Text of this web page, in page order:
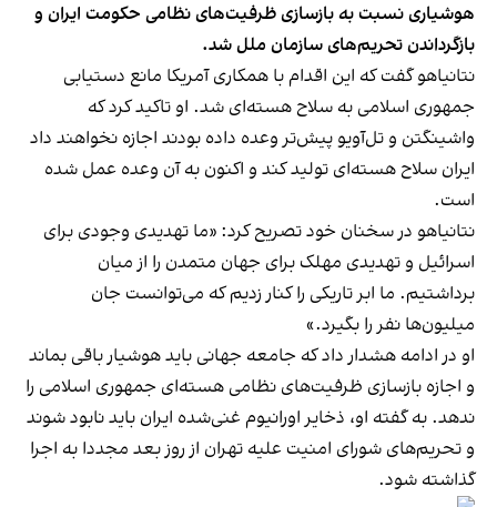
هوشیاری نسبت به بازسازی ظرفیت‌های نظامی حکومت ایران و
بازگرداندن تحریم‌های سازمان ملل شد.
نتانیاهو گفت که این اقدام با همکاری آمریکا مانع دستیابی
جمهوری اسلامی به سلاح هسته‌ای شد. او تاکید کرد که
واشینگتن و تل‌آویو پیش‌تر وعده داده بودند اجازه نخواهند داد
ایران سلاح هسته‌ای تولید کند و اکنون به آن وعده عمل شده
است.
نتانیاهو در سخنان خود تصریح کرد: «ما تهدیدی وجودی برای
اسرائیل و تهدیدی مهلک برای جهان متمدن را از میان
برداشتیم. ما ابر تاریکی را کنار زدیم که می‌توانست جان
میلیون‌ها نفر را بگیرد.»
او در ادامه هشدار داد که جامعه جهانی باید هوشیار باقی بماند
و اجازه بازسازی ظرفیت‌های نظامی هسته‌ای جمهوری اسلامی را
ندهد. به گفته او، ذخایر اورانیوم غنی‌شده ایران باید نابود شوند
و تحریم‌های شورای امنیت علیه تهران از روز بعد مجددا به اجرا
گذاشته شود.